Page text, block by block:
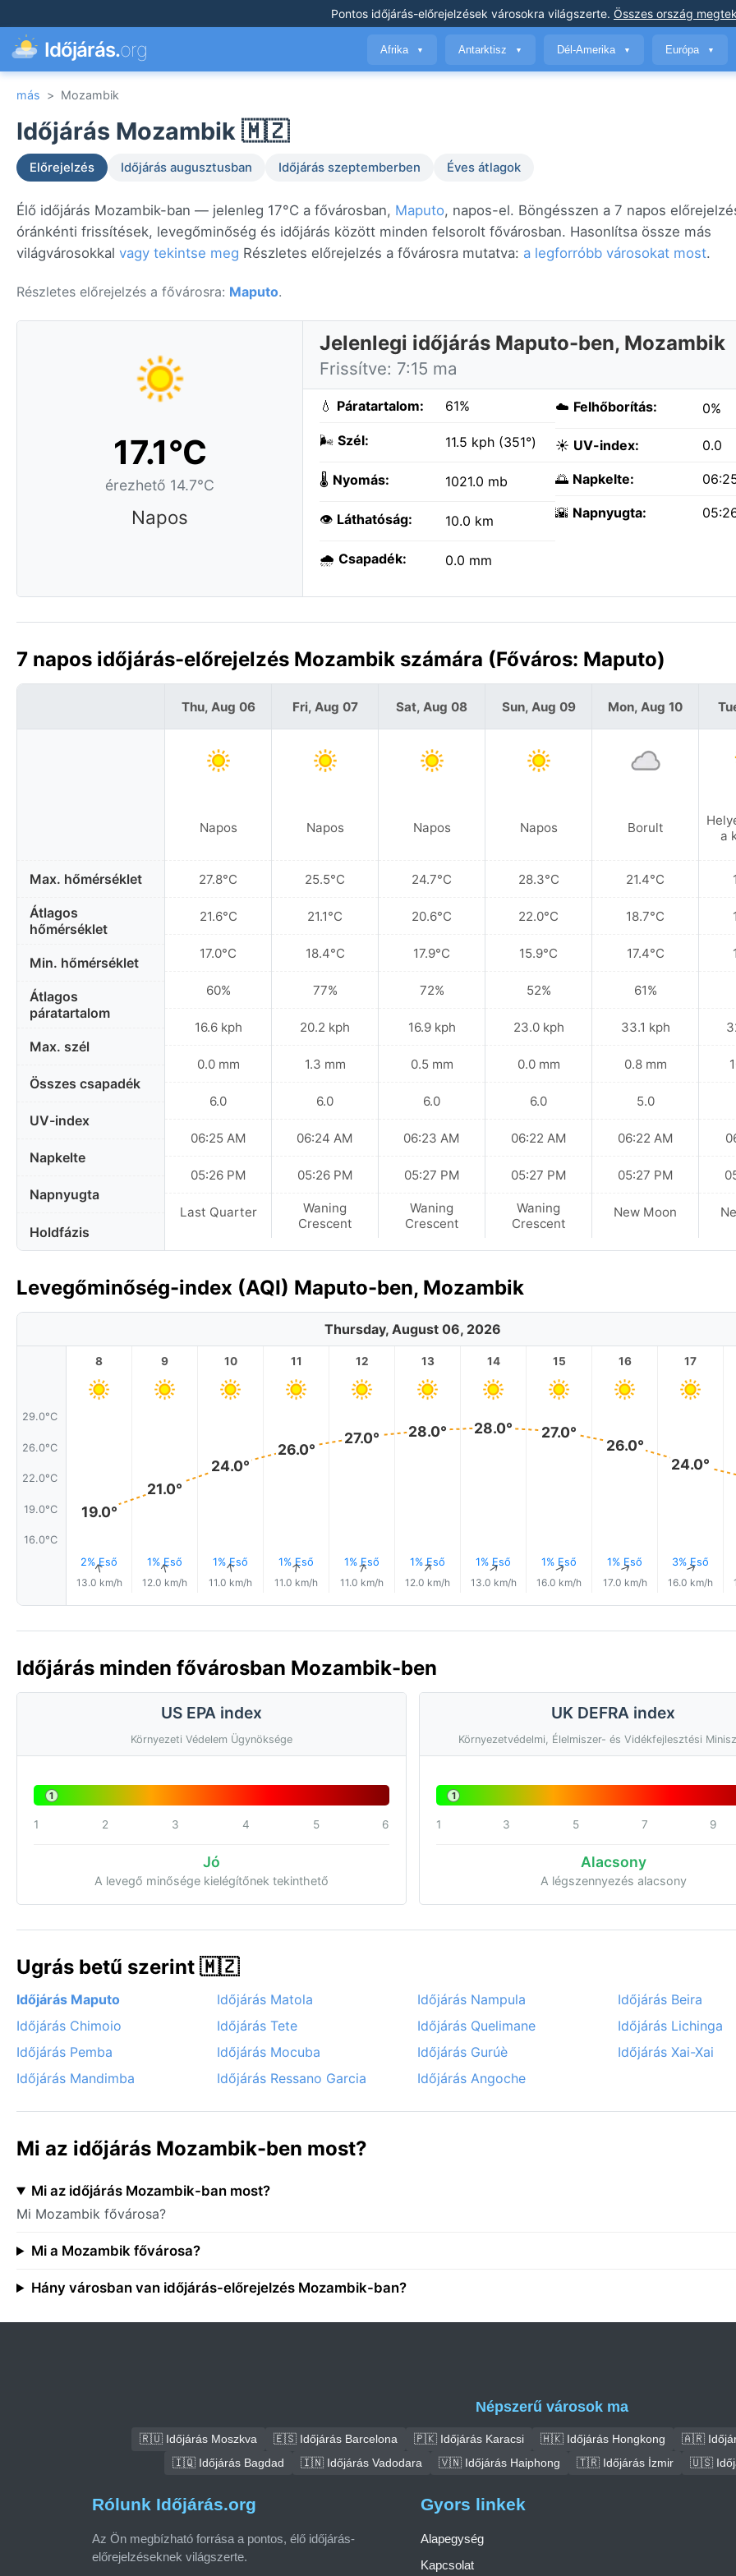
Pontos időjárás-előrejelzések városokra világszerte. Összes ország
Időjárás.org Afrika ▼ Antarktisz ▼ Dél-Amerika ▼ Európa ▼
más > Mozambik
Időjárás Mozambik 🇲🇿
Előrejelzés Időjárás augusztusban Időjárás szeptemberben Éves átlagok
Élő időjárás Mozambik-ban — jelenleg 17°C a fővárosban, Maputo, napos-el. Böngésszen a 7 napos
óránkénti frissítések, levegőminőség és időjárás között minden felsorolt fővárosban. Hasonlítsa össze más
világvárosokkal vagy tekintse meg Részletes előrejelzés a fővárosra mutatva: a legforróbb városokat most.
Részletes előrejelzés a fővárosra: Maputo.
17.1°C
érezhető 14.7°C
Napos
Jelenlegi időjárás Maputo-ben, Mozambik
Frissítve: 7:15 ma
💧 Páratartalom: 61%
🌬️ Szél: 11.5 kph (351°)
🌡️ Nyomás: 1021.0 mb
👁️ Láthatóság: 10.0 km
🌧️ Csapadék: 0.0 mm
☁️ Felhőborítás: 0%
☀️ UV-index: 0.0
🌅 Napkelte:
🌇 Napnyugta:
7 napos időjárás-előrejelzés Mozambik számára (Főváros: Maputo)
Max. hőmérséklet
Átlagos
hőmérséklet
Min. hőmérséklet
Átlagos
páratartalom
Max. szél
Összes csapadék
UV-index
Napkelte
Napnyugta
Holdfázis
Thu, Aug 06
Napos
27.8°C
21.6°C
17.0°C
60%
16.6 kph
0.0 mm
6.0
06:25 AM
05:26 PM
Last Quarter
Fri, Aug 07
Napos
25.5°C
21.1°C
18.4°C
77%
20.2 kph
1.3 mm
6.0
06:24 AM
05:26 PM
Waning
Crescent
Sat, Aug 08
Napos
24.7°C
20.6°C
17.9°C
72%
16.9 kph
0.5 mm
6.0
06:23 AM
05:27 PM
Waning
Crescent
Sun, Aug 09
Napos
28.3°C
22.0°C
15.9°C
52%
23.0 kph
0.0 mm
6.0
06:22 AM
05:27 PM
Waning
Crescent
Mon, Aug 10
Borult
21.4°C
18.7°C
17.4°C
61%
33.1 kph
0.8 mm
5.0
06:22 AM
05:27 PM
New Moon
a
Levegőminőség-index (AQI) Maputo-ben, Mozambik
Thursday, August 06, 2026
29.0°C
26.0°C
22.0°C
19.0°C
16.0°C
8
19.0°
2% Eső
↑
13.0 km/h
9
21.0°
1% Eső
↑
12.0 km/h
10
24.0°
1% Eső
↑
11.0 km/h
11
26.0°
1% Eső
↑
11.0 km/h
12
27.0°
1% Eső
↑
11.0 km/h
13
28.0°
1% Eső
↑
12.0 km/h
14
28.0°
1% Eső
↑
13.0 km/h
15
27.0°
1% Eső
↑
16.0 km/h
16
26.0°
1% Eső
↑
17.0 km/h
17
24.0°
3% Eső
↑
16.0 km/h
Időjárás minden fővárosban Mozambik-ben
US EPA index
Környezeti Védelem Ügynöksége
1
1 2 3 4 5 6
Jó
A levegő minősége kielégítőnek tekinthető
UK DEFRA index
Környezetvédelmi, Élelmiszer- és Vidékfejlesztési
1
1 3 5 7 9
Alacsony
A légszennyezés alacsony
Ugrás betű szerint 🇲🇿
Időjárás Maputo Időjárás Matola Időjárás Nampula
Időjárás Beira
Időjárás Chimoio
Időjárás Tete Időjárás Quelimane
Időjárás Lichinga
Időjárás Pemba
Időjárás Mocuba Időjárás Gurúè
Időjárás Xai-Xai
Időjárás Mandimba
Időjárás Ressano Garcia Időjárás Angoche
Mi az időjárás Mozambik-ben most?
Mi az időjárás Mozambik-ban most?
Mi Mozambik fővárosa?
Mi a Mozambik fővárosa?
Hány városban van időjárás-előrejelzés Mozambik-ban?
Népszerű városok ma
🇷🇺 Időjárás Moszkva 🇪🇸 Időjárás Barcelona 🇵🇰 Időjárás Karacsi 🇭🇰 Időjárás Hongkong 🇦🇷
🇮🇶 Időjárás Bagdad
🇮🇳 Időjárás Vadodara 🇻🇳 Időjárás Haiphong 🇹🇷 Időjárás İzmir 🇺🇸
Rólunk Időjárás.org
Az Ön megbízható forrása a pontos, élő időjárás-
előrejelzéseknek világszerte.
Gyors linkek
Alapegység
Kapcsolat